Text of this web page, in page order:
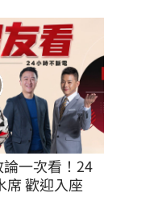
一次看！24
席 歡迎入座